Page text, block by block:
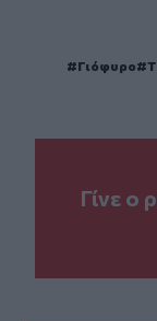
Γιόφυρο
Γίνε ο